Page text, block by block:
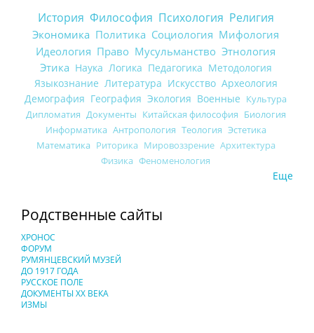
История Философия Психология Религия
Экономика Политика Социология Мифология
Идеология Право Мусульманство Этнология
Этика Наука Логика Педагогика Методология
Языкознание Литература Искусство Археология
Демография География Экология Военные Культура
Дипломатия Документы Китайская философия Биология
Информатика Антропология Теология Эстетика
Математика Риторика Мировоззрение Архитектура
Физика Феноменология
Еще
Родственные сайты
ХРОНОС
ФОРУМ
РУМЯНЦЕВСКИЙ МУЗЕЙ
ДО 1917 ГОДА
РУССКОЕ ПОЛЕ
ДОКУМЕНТЫ XX ВЕКА
ИЗМЫ